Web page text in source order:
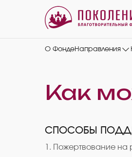
О ФондеНаправления
Как
СПОСОБЫ
1. Пожертвование